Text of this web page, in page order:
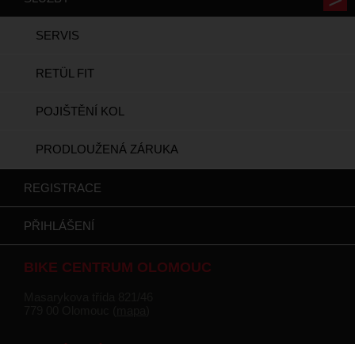
SERVIS
RETÜL FIT
POJIŠTĚNÍ KOL
PRODLOUŽENÁ ZÁRUKA
REGISTRACE
PŘIHLÁŠENÍ
BIKE CENTRUM OLOMOUC